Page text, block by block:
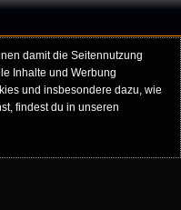
damit die Seitennutzung
Inhalte und Werbung
und insbesondere dazu, wie
findest du in unseren